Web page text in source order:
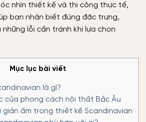
nhìn thiết kế và thi công thực tế,
bạn nhận biết đúng đặc trưng,
lỗi cần tránh khi lựa chọn
Mục lục bài viết
là gì?
của phong cách nội thất Bắc Âu
giản ấm trong thiết kế Scandinavian